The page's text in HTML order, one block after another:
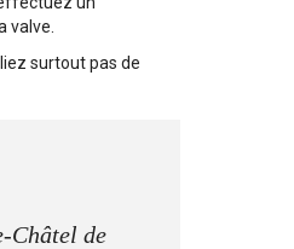
valve.
surtout pas de
Châtel de